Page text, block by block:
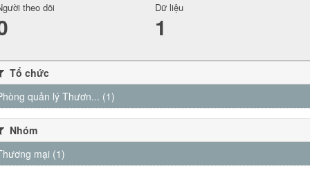
theo dõi Dữ liệu
1
Tổ chức
quản lý Thươn... (1)
Nhóm
mại (1)